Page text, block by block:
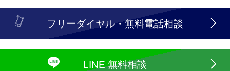
フリーダイヤル・無料電話相談
LINE 無料相談